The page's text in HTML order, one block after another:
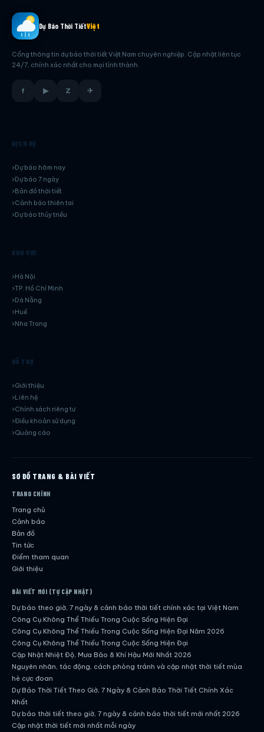
Dự Báo Thời TiếtViệt
Cổng thông tin dự báo thời tiết Việt Nam chuyên nghiệp. Cập nhật liên tục
24/7, chính xác nhất cho mọi tỉnh thành.
f ▶ Z ✈
DỊCH VỤ
Dự báo hôm nay
Dự báo 7 ngày
Bản đồ thời tiết
Cảnh báo thiên tai
Dự báo thủy triều
KHU VỰC
Hà Nội
TP. Hồ Chí Minh
Dà Nẵng
Huế
Nha Trang
HỖ TRỢ
Giới thiệu
Liên hệ
Chính sách riêng tư
Điều khoản sử dụng
Quảng cáo
SƠ ĐỒ TRANG & BÀI VIẾT
TRANG CHÍNH
Trang chủ
Cảnh báo
Bản đồ
Tin tức
Điểm tham quan
Giới thiệu
BÀI VIẾT MỚI (TỰ CẬP NHẬT)
Dự báo theo giờ, 7 ngày & cảnh báo thời tiết chính xác tại Việt Nam
Công Cụ Không Thể Thiếu Trong Cuộc Sống Hiện Đại
Công Cụ Không Thể Thiếu Trong Cuộc Sống Hiện Đại Năm 2026
Công Cụ Không Thể Thiếu Trong Cuộc Sống Hiện Đại
Cập Nhật Nhiệt Độ, Mưa Bão & Khí Hậu Mới Nhất 2026
Nguyên nhân, tác động, cách phòng tránh và cập nhật thời tiết mùa
hè cực đoan
Dự Báo Thời Tiết Theo Giờ, 7 Ngày & Cảnh Báo Thời Tiết Chính Xác
Nhất
Dự báo thời tiết theo giờ, 7 ngày & cảnh báo thời tiết mới nhất 2026
Cập nhật thời tiết mới nhất mỗi ngày